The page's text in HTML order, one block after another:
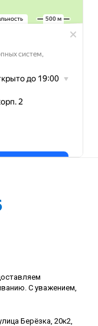
С уважением,
Берёзка, 20к2,